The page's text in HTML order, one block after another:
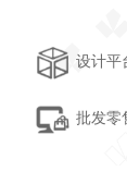
设计平
批发零